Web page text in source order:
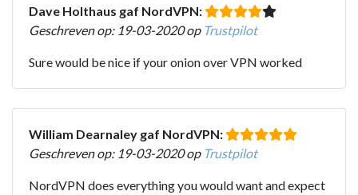
Dave Holthaus gaf NordVPN:
Geschreven op: 19-03-2020 op Trustpilot
Sure would be nice if your onion over VPN worked
William Dearnaley gaf NordVPN:
Geschreven op: 19-03-2020 op Trustpilot
NordVPN does everything you would want and expect